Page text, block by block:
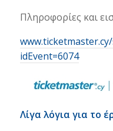
Πληροφορίες και
idEvent=6074
Λίγα λόγια για το